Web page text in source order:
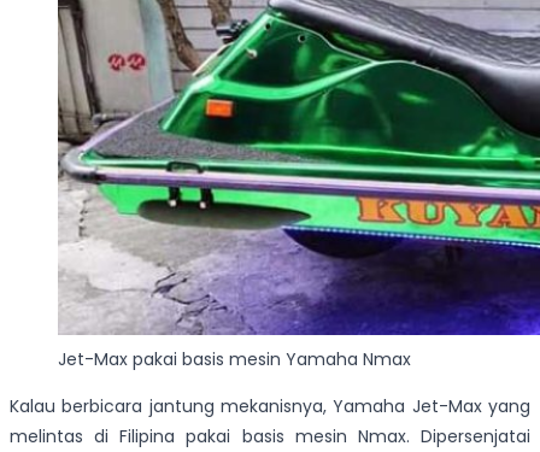
Jet-Max pakai basis mesin Yamaha Nmax
Kalau berbicara jantung mekanisnya, Yamaha Jet-Max yang
melintas di Filipina pakai basis mesin Nmax. Dipersenjatai